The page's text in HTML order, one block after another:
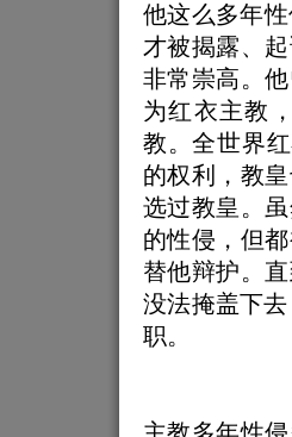
他这么多年
才被揭露、
非常崇高。
为红衣主教
教。全世界
的权利，教
选过教皇。
的性侵，但
替他辩护。
没法掩盖下
职。